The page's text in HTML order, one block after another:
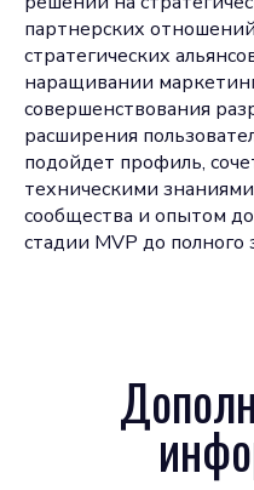
партнерских
стратегических
наращивании
совершенствования
расширения
подойдет профиль,
техническими
сообщества и опытом
стадии MVP до полного